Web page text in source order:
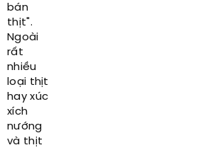
bán
thịt".
Ngoài
rất
nhiều
loại thịt
hay xúc
xích
nướng
và thịt